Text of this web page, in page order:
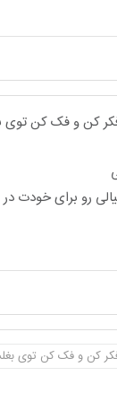
کن و فک کن توی
رو برای خودت در
کن و فک کن توی